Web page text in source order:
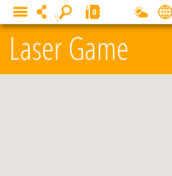
Laser Game
MENU 0
Panneau de gestion des cookies